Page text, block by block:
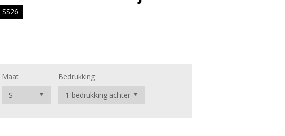
Maat Bedrukking